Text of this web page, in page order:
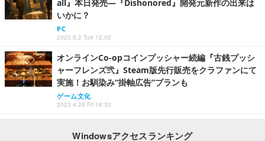
all』本日発売―『Dishonored』開発元新作の出来は
いかに？
PC
2023.5.2 Tue 12:02
オンラインCo-opコインプッシャー続編『古銭プッシ
ャーフレンズ弐』Steam版先行販売をクラファンにて
実施！お馴染み“掛軸広告”プランも
ゲーム文化
2023.4.28 Fri 18:30
Windowsアクセスランキング